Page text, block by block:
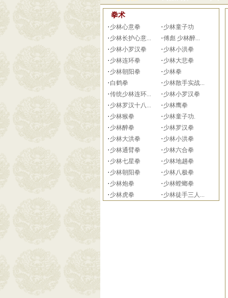
拳术
· 少林心意拳 · 少林童子功
· 少林长护心意... ·傅彪 少林醉...
· 少林小罗汉拳 · 少林小洪拳
· 少林连环拳 · 少林大悲拳
· 少林朝阳拳 · 少林拳
· 白鹤拳 · 少林散手实战...
·传统少林连环... · 少林小罗汉拳
· 少林罗汉十八... · 少林鹰拳
· 少林猴拳 · 少林童子功.
· 少林醉拳 · 少林罗汉拳
· 少林大洪拳 · 少林小洪拳
· 少林通臂拳 · 少林六合拳
· 少林七星拳 · 少林地趟拳
· 少林朝阳拳 · 少林八极拳
· 少林炮拳 · 少林螳螂拳
· 少林虎拳 · 少林徒手三人...